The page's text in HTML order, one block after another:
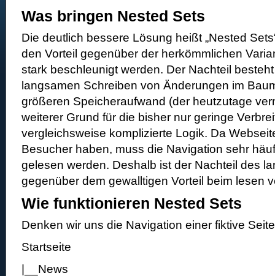
Was bringen Nested Sets
Die deutlich bessere Lösung heißt „Nested
den Vorteil gegenüber der herkömmlichen
stark beschleunigt werden. Der Nachteil
langsamen Schreiben von Änderungen im
größeren Speicheraufwand (der heutzutage
weiterer Grund für die bisher nur geringe
vergleichsweise komplizierte Logik. Da
Besucher haben, muss die Navigation sehr
gelesen werden. Deshalb ist der Nachteil des
gegenüber dem gewalltigen Vorteil beim lesen
Wie funktionieren Nested Sets
Denken wir uns die Navigation einer fiktive
Startseite
|__News